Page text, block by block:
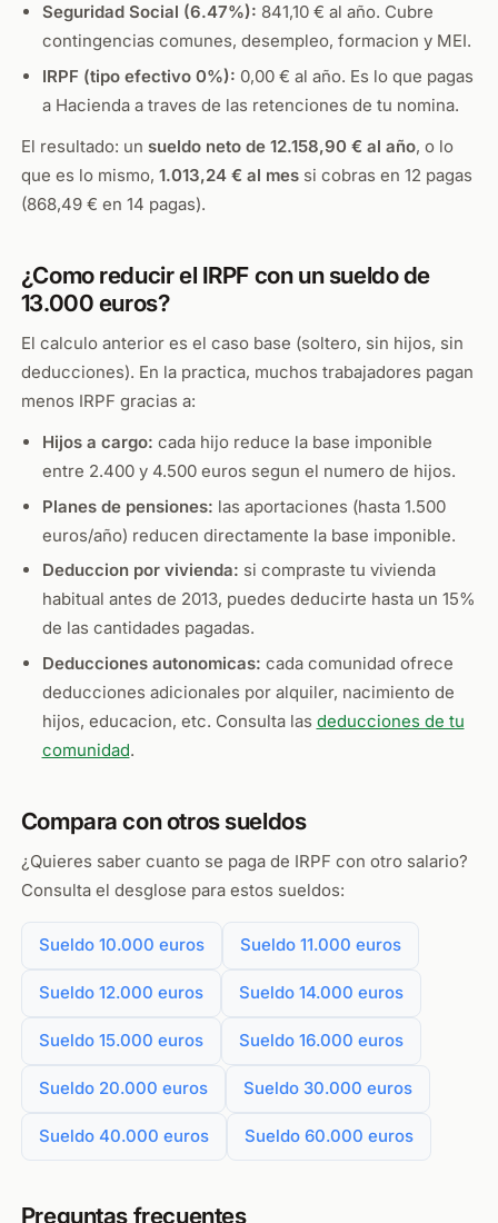
Seguridad Social (6.47%): 841,10 € al año. Cubre
contingencias comunes, desempleo, formacion y MEI.
IRPF (tipo efectivo 0%): 0,00 € al año. Es lo que pagas
a Hacienda a traves de las retenciones de tu nomina.
El resultado: un sueldo neto de 12.158,90 € al año, o lo
que es lo mismo, 1.013,24 € al messi cobras en 12 pagas
(868,49 € en 14 pagas).
¿Como reducir el IRPF con un sueldo de
13.000 euros?
El calculo anterior es el caso base (soltero, sin hijos, sin
deducciones). En la practica, muchos trabajadores pagan
menos IRPF gracias a:
Hijos a cargo: cada hijo reduce la base imponible
entre 2.400 y 4.500 euros segun el numero de hijos.
Planes de pensiones: las aportaciones (hasta 1.500
euros/año) reducen directamente la base imponible.
Deduccion por vivienda: si compraste tu vivienda
habitual antes de 2013, puedes deducirte hasta un 15%
de las cantidades pagadas.
Deducciones autonomicas: cada comunidad ofrece
deducciones adicionales por alquiler, nacimiento de
hijos, educacion, etc. Consulta las deducciones de tu
comunidad.
Compara con otros sueldos
¿Quieres saber cuanto se paga de IRPF con otro salario?
Consulta el desglose para estos sueldos:
Sueldo 10.000 euros Sueldo 11.000 euros
Sueldo 12.000 euros Sueldo 14.000 euros
Sueldo 15.000 euros Sueldo 16.000 euros
Sueldo 20.000 euros Sueldo 30.000 euros
Sueldo 40.000 euros Sueldo 60.000 euros
Preguntas frecuentes